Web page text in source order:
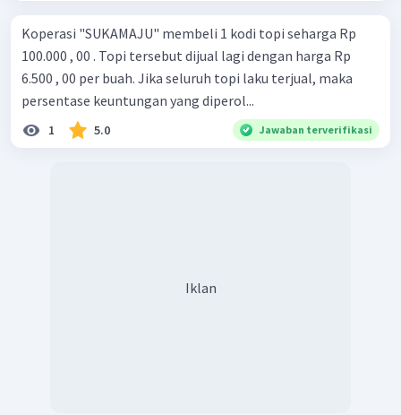
Koperasi "SUKAMAJU" membeli 1 kodi topi seharga Rp
100.000 , 00 . Topi tersebut dijual lagi dengan harga Rp
6.500 , 00 per buah. Jika seluruh topi laku terjual, maka
persentase keuntungan yang diperol...
1 5.0 Jawaban terverifikasi
Iklan